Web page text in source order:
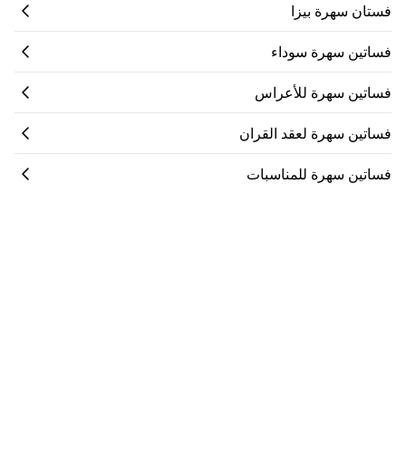
فستان سهرة بيزا
فساتين سهرة سوداء
فساتين سهرة للأعراس
فساتين سهرة لعقد القران
فساتين سهرة للمناسبات